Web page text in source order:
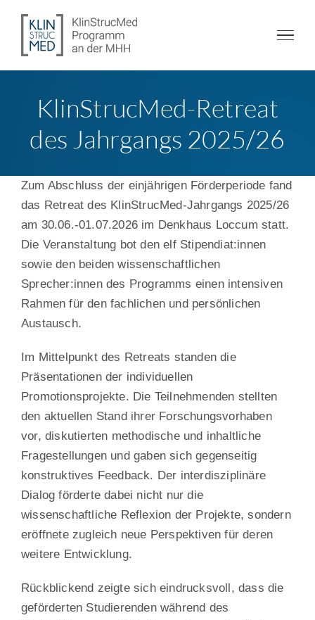
springen
KlinStrucMed-Retreat
des Jahrgangs 2025/26
Zum Abschluss der einjährigen Förderperiode fand
das Retreat des KlinStrucMed-Jahrgangs 2025/26
am 30.06.-01.07.2026 im Denkhaus Loccum statt.
Die Veranstaltung bot den elf Stipendiat:innen
sowie den beiden wissenschaftlichen
Sprecher:innen des Programms einen intensiven
Rahmen für den fachlichen und persönlichen
Austausch.
Im Mittelpunkt des Retreats standen die
Präsentationen der individuellen
Promotionsprojekte. Die Teilnehmenden stellten
den aktuellen Stand ihrer Forschungsvorhaben
vor, diskutierten methodische und inhaltliche
Fragestellungen und gaben sich gegenseitig
konstruktives Feedback. Der interdisziplinäre
Dialog förderte dabei nicht nur die
wissenschaftliche Reflexion der Projekte, sondern
eröffnete zugleich neue Perspektiven für deren
weitere Entwicklung.
Rückblickend zeigte sich eindrucksvoll, dass die
geförderten Studierenden während des